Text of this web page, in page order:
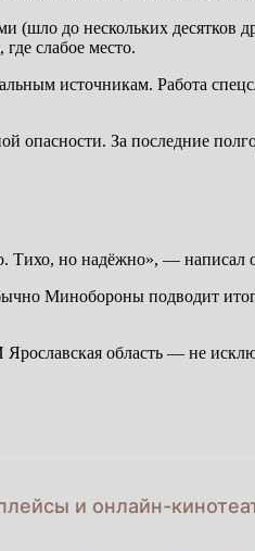
до нескольких десятков
слабое место.
источникам. Работа
За последние
Тихо, но надёжно», — написал
Минобороны подводит
область — не
и онлайн-